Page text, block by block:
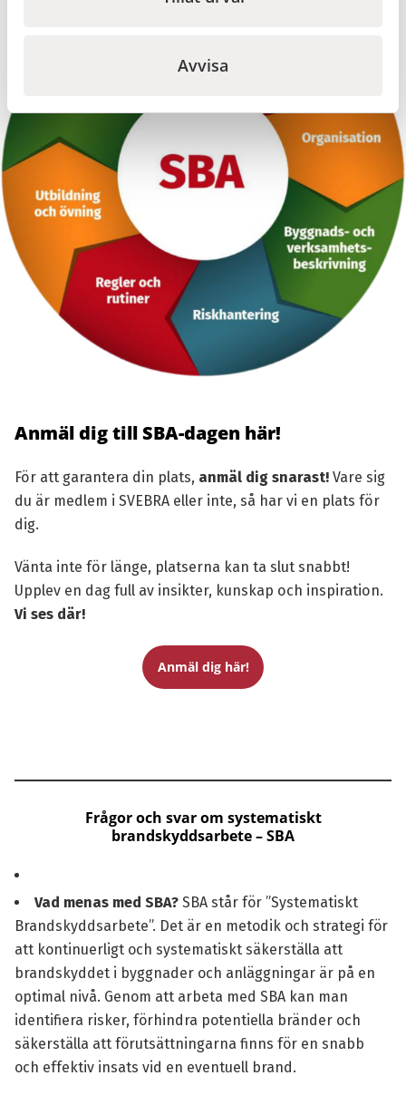
Avvisa
Anmäl dig till SBA-dagen här!
För att garantera din plats, anmäl dig snarast! Vare sig
du är medlem i SVEBRA eller inte, så har vi en plats för
dig.
Vänta inte för länge, platserna kan ta slut snabbt!
Upplev en dag full av insikter, kunskap och inspiration.
Vi ses där!
Anmäl dig här!
Frågor och svar om systematiskt
brandskyddsarbete – SBA
Vad menas med SBA? SBA står för ”Systematiskt
Brandskyddsarbete”. Det är en metodik och strategi för
att kontinuerligt och systematiskt säkerställa att
brandskyddet i byggnader och anläggningar är på en
optimal nivå. Genom att arbeta med SBA kan man
identifiera risker, förhindra potentiella bränder och
säkerställa att förutsättningarna finns för en snabb
och effektiv insats vid en eventuell brand.